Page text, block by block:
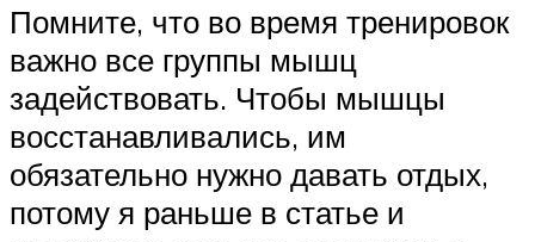
Помните, что во время тренировок
важно все группы мышц
задействовать. Чтобы мышцы
восстанавливались, им
обязательно нужно давать отдых,
потому я раньше в статье и